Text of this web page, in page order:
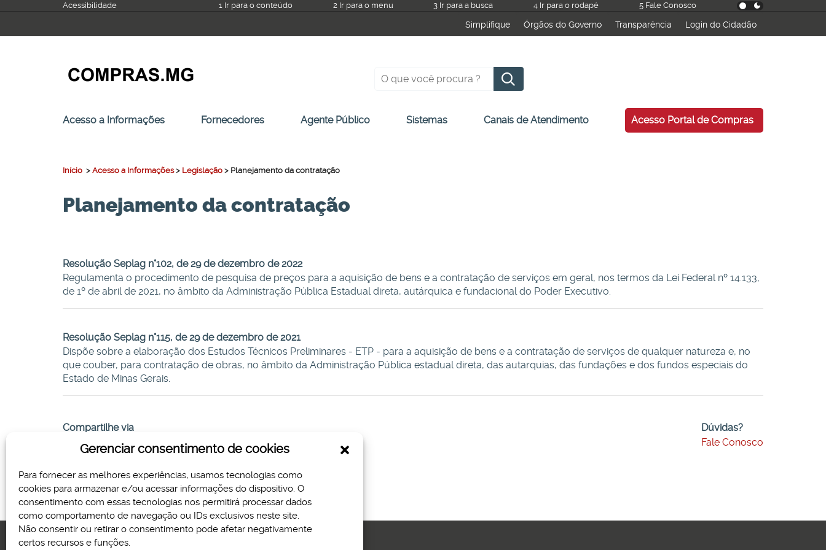
Gerenciar consentimento de cookies
Para fornecer as melhores experiências, usamos tecnologias como
cookies para armazenar e/ou acessar informações do dispositivo. O
consentimento com essas tecnologias nos permitirá processar dados
como comportamento de navegação ou IDs exclusivos neste site.
Não consentir ou retirar o consentimento pode afetar negativamente
certos recursos e funções.
o
Acessibilidade 1 Ir para o conteúdo 2 Ir para o menu 3 Ir para a busca 4 Ir para o rodapé 5 Fale Conosco
Simplifique Órgãos do Governo Transparência Login do Cidadão
Acesso a Informações Fornecedores Agente Público Sistemas Canais de Atendimento Acesso Portal de Compras
Início > Acesso a Informações> Legislação > Planejamento da contratação
Planejamento da contratação
Resolução Seplag n°102, de 29 de dezembro de 2022
Regulamenta o procedimento de pesquisa de preços para a aquisição de bens e a contratação de serviços em geral, nos termos da Lei Federal nº 14.133,
de 1º de abril de 2021, no âmbito da Administração Pública Estadual direta, autárquica e fundacional do Poder Executivo.
Resolução Seplag n°115, de 29 de dezembro de 2021
Dispõe sobre a elaboração dos Estudos Técnicos Preliminares - ETP - para a aquisição de bens e a contratação de serviços de qualquer natureza e, no
que couber, para contratação de obras, no âmbito da Administração Pública estadual direta, das autarquias, das fundações e dos fundos especiais do
Estado de Minas Gerais.
Compartilhe via
Dúvidas?
Fale Conosco